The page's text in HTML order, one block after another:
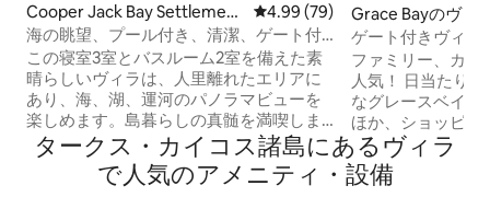
Cooper Jack Bay Settlement
のヴィラ
レビュー79件、5つ星中4.99つ
4.99 (79)
海の眺望、プール付き、清潔、ゲート付
き、オーシャンシークレット
この寝室3室とバスルーム2室を備えた素
晴らしいヴィラは、人里離れたエリアに
あり、海、湖、運河のパノラマビューを
楽しめます。島暮らしの真髄を満喫しま
しょう。グレースベイビーチまで車で7分
です。または、専用プールで泳ぐことも
できます。ヴィラには、エアコン、洗濯
Grace Bayのヴィ
ゲート付きヴィラ
グレースベイビー
ファミリー、カッ
人気！ 日当たりの良い専用プール。有名
なグレースベイビ
ほか、ショッピン
トライフも楽しめます。 「素
間です！屋外と屋
わせと快適なベラ
タークス・カイコス諸島にあるヴィラ
で人気のアメニティ・設備